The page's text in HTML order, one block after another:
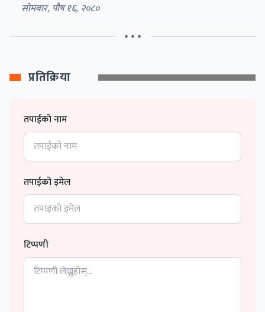
सोमबार, पौष १६, २०८०
• • •
प्रतिक्रिया
तपाईको नाम
तपाईको इमेल
टिप्पणी